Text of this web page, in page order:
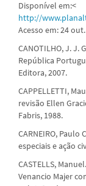
Disponível em:<
http://
Acesso em: 24
CANOTILHO, J. J.
República
Editora, 2007.
CAPPELLETTI,
revisão Ellen
Fabris, 1988.
CARNEIRO,
especiais e ação
CASTELLS,
Venancio Majer